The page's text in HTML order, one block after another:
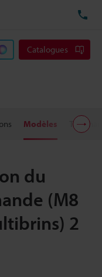
Catalogues
Modèles
du
(M8
2